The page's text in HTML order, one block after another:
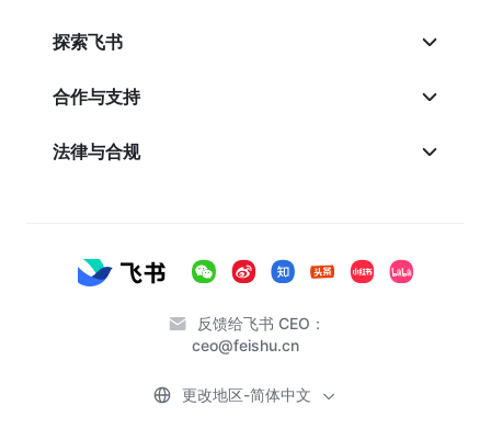
探索飞书
合作与支持
法律与合规
反馈给飞书 CEO：
ceo@feishu.cn
更改地区-简体中文